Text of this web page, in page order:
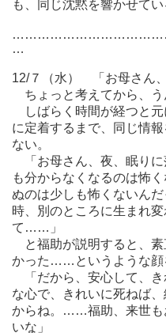
も、同じ沈黙を響かせてい
…
12/７（水） 「お母さん
ちょっと考えてから、う
しばらく時間が経つと元
に定着するまで、同じ情
ない。
「お母さん、夜、眠りに
も分からなくなるのは怖
ぬのは少しも怖くないん
時、別のところに生まれ
て……」
と福助が説明すると、素
かった……というような顔
「だから、安心して、き
な心で、きれいに死ねば
からね。……福助、来世も
いな」